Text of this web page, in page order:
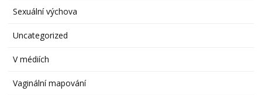
Sexuální výchova
Uncategorized
V médiích
Vaginální mapování